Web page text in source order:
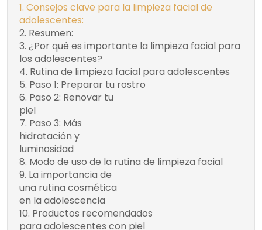
Consejos clave para la limpieza facial de
adolescentes:
Resumen:
¿Por qué es importante la limpieza facial para
los adolescentes?
Rutina de limpieza facial para adolescentes
Paso 1: Preparar tu rostro
Paso 2: Renovar tu
piel
Paso 3: Más
hidratación y
luminosidad
Modo de uso de la rutina de limpieza facial
La importancia de
una rutina cosmética
en la adolescencia
Productos recomendados
para adolescentes con piel